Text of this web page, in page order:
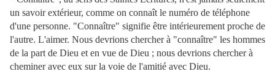
un savoir extérieur, comme on connaît le numéro de téléphone
d'une personne. "Connaître" signifie être intérieurement proche de
l'autre. L'aimer. Nous devrions chercher à "connaître" les hommes
de la part de Dieu et en vue de Dieu ; nous devrions chercher à
cheminer avec eux sur la voie de l'amitié avec Dieu.